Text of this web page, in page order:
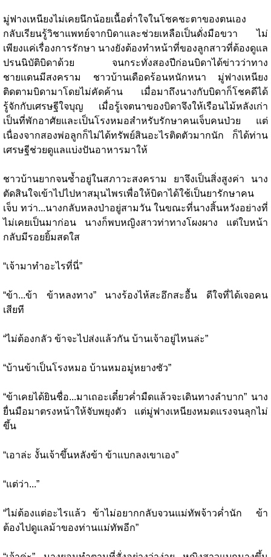
มู่ฟางเหนียงไม่เคยนึกน้อยเนื้อต่ำใจในโชคชะตาของตนเอง
กลับเรียนรู้วิชาแพทย์จากบิดาและช่วยเหลือเป็นดั่งมือขวา ไม่
เพียงแค่เรื่องการรักษา นางยังต้องทำหน้าที่ของลูกสาวที่ต้องดูแล
ปรนนิบัติบิดาด้วย จนกระทั่งสองปีก่อนบิดาได้ข่าวว่าทาง
ชายแดนมีสงคราม ชาวบ้านเดือดร้อนหนักหนา มู่ฟางเหนียง
ติดตามบิดามาโดยไม่คัดค้าน เมื่อมาถึงนางกับบิดาก็โชคดีได้
รู้จักกับเศรษฐีใจบุญ เมื่อรู้เจตนาของบิดาจึงให้เรือนไม้หลังเก่า
เป็นที่พักอาศัยและเป็นโรงหมอสำหรับรักษาคนเจ็บคนป่วย แต่
เนื่องจากสองพ่อลูกก็ไม่ได้ทรัพย์สินอะไรติดตัวมากนัก ก็ได้ท่าน
เศรษฐีช่วยดูแลแบ่งปันอาหารมาให้
ชาวบ้านยากจนซ้ำอยู่ในสภาวะสงคราม ยาจึงเป็นสิ่งสูงค่า นาง
ตัดสินใจเข้าไปไปหาสมุนไพรเพื่อให้บิดาได้ใช้เป็นยารักษาคน
เจ็บ ทว่า...นางกลับหลงป่าอยู่สามวัน ในขณะที่นางสิ้นหวังอย่างที่
ไม่เคยเป็นมาก่อน นางก็พบหญิงสาวท่าทางโผงผาง แต่ใบหน้า
กลับมีรอยยิ้มสดใส
“เจ้ามาทำอะไรที่นี่”
“ข้า...ข้า ข้าหลงทาง” นางร้องไห้สะอึกสะอื้น ดีใจที่ได้เจอคน
เสียที
“ไม่ต้องกลัว ข้าจะไปส่งแล้วกัน บ้านเจ้าอยู่ไหนล่ะ”
“บ้านข้าเป็นโรงหมอ บ้านหมอมู่หยางซัว”
“ข้าเคยได้ยินชื่อ...มาเถอะเดี๋ยวค่ำมืดแล้วจะเดินทางลำบาก” นาง
ยื่นมือมาตรงหน้าให้จับพยุงตัว แต่มู่ฟางเหนียงหมดแรงจนลุกไม่
ขึ้น
“เอาล่ะ งั้นเจ้าขึ้นหลังข้า ข้าแบกลงเขาเอง”
“แต่ว่า...”
“ไม่ต้องแต่อะไรแล้ว ข้าไม่อยากกลับจวนแม่ทัพจ้าวค่ำนัก ข้า
ต้องไปดูแลม้าของท่านแม่ทัพอีก”